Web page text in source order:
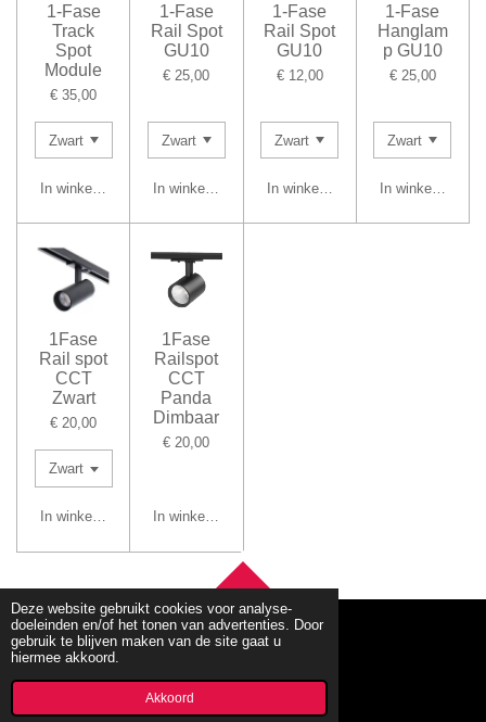
Deze website gebruikt cookies voor analyse-
doeleinden en/of het tonen van advertenties. Door
gebruik te blijven maken van de site gaat u
hiermee akkoord.
Akkoord
1-Fase
Track
Spot
Module
€ 35,00
In winkelwagen
1-Fase
Rail Spot
GU10
€ 25,00
In winkelwagen
1-Fase
Rail Spot
GU10
€ 12,00
In winkelwagen
1-Fase
Hanglam
p GU10
€ 25,00
In winkelwagen
1Fase
Rail spot
CCT
Zwart
€ 20,00
In winkelwagen
1Fase
Railspot
CCT
Panda
Dimbaar
€ 20,00
In winkelwagen
© 2020 - 2026 mbllighting